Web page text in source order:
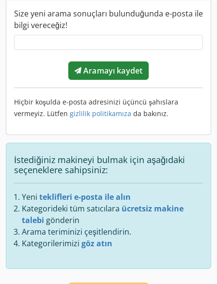
Size yeni arama sonuçları bulunduğunda e-posta ile
bilgi vereceğiz!
Aramayı kaydet
Hiçbir koşulda e-posta adresinizi üçüncü şahıslara
vermeyiz. Lütfen gizlilik politikamıza da bakınız.
İstediğiniz makineyi bulmak için aşağıdaki
seçeneklere sahipsiniz:
Yeni teklifleri e-posta ile alın
Kategorideki tüm satıcılara ücretsiz makine
talebi gönderin
Arama teriminizi çeşitlendirin.
Kategorilerimizi göz atın